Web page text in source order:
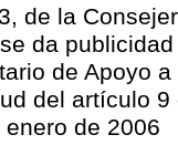
de la
da
de Apoyo
del artículo
de 2006